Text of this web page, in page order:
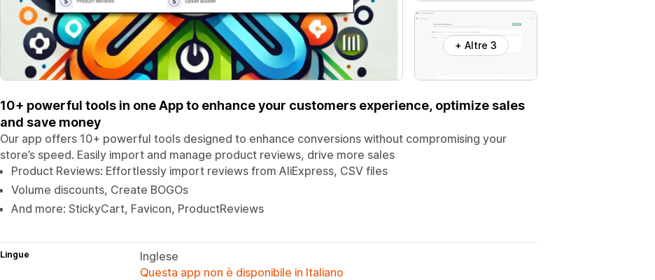
+ Altre 3
10+ powerful tools in one App to enhance your customers experience, optimize sales
and save money
Our app offers 10+ powerful tools designed to enhance conversions without compromising your
store’s speed. Easily import and manage product reviews, drive more sales
Product Reviews: Effortlessly import reviews from AliExpress, CSV files
Volume discounts, Create BOGOs
And more: StickyCart, Favicon, ProductReviews
Lingue
Inglese
Questa app non è disponibile in Italiano